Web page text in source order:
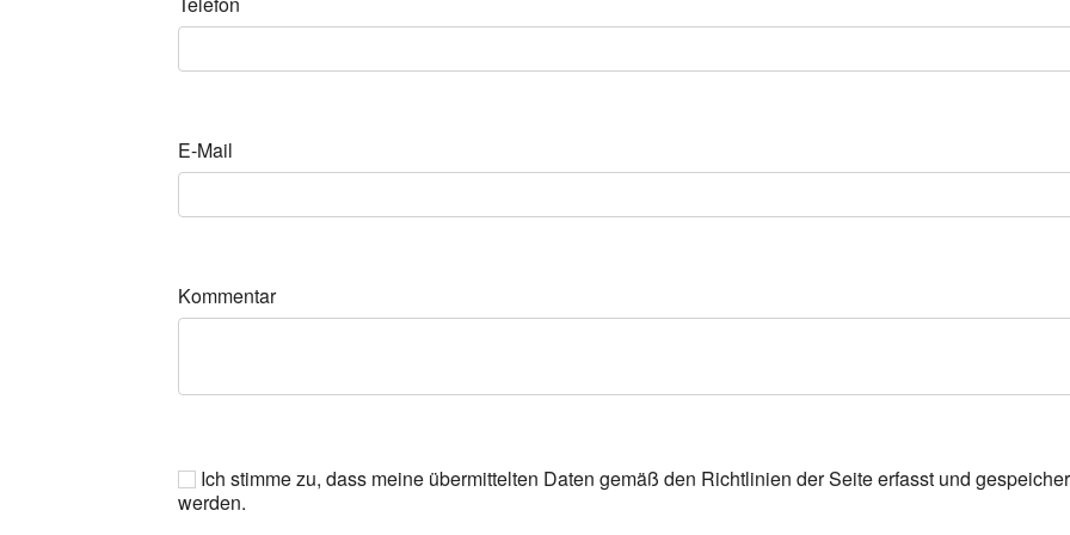
E-Mail
Kommentar
Ich stimme zu, dass meine übermittelten Daten gemäß den Richtlinien der Seite erfasst und
werden.